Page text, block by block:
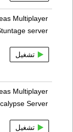
Multiplayer
server
تشغيل
Multiplayer
Server
تشغيل